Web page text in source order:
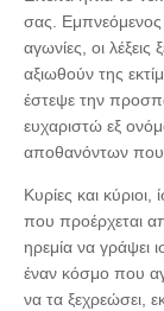
σας. Εμπνεόμενος
αγωνίες, οι λέξεις
αξιωθούν της
έστεψε την
ευχαριστώ εξ
αποθανόντων που
Κυρίες και
που προέρχεται
ηρεμία να γράψει
έναν κόσμο που
να τα ξεχρεώσει,